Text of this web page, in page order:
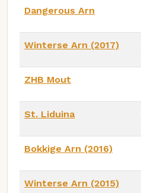
Dangerous Arn
Winterse Arn (2017)
ZHB Mout
St. Liduina
Bokkige Arn (2016)
Winterse Arn (2015)